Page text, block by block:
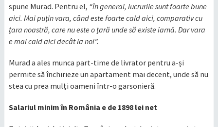
spune Murad. Pentru el, “în general, lucrurile sunt foarte bune
aici. Mai puțin vara, când este foarte cald aici, comparativ cu
țara noastră, care nu este o țară unde să existe iarnă. Dar vara
e mai cald aici decât la noi”.
Murad a ales munca part-time de livrator pentru a-și
permite să închirieze un apartament mai decent, unde să nu
stea cu prea mulți oameni într-o garsonieră.
Salariul minim în România e de 1898 lei net